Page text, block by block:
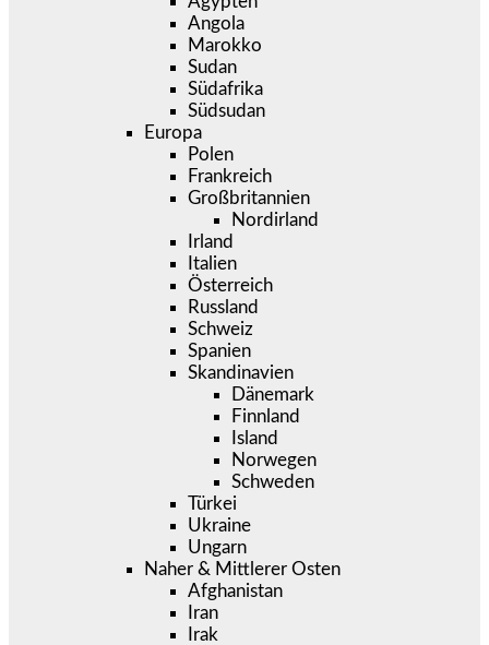
Angola
Marokko
Sudan
Südafrika
Südsudan
Europa
Polen
Frankreich
Großbritannien
Nordirland
Irland
Italien
Österreich
Russland
Schweiz
Spanien
Skandinavien
Dänemark
Finnland
Island
Norwegen
Schweden
Türkei
Ukraine
Ungarn
Naher & Mittlerer Osten
Afghanistan
Iran
Irak